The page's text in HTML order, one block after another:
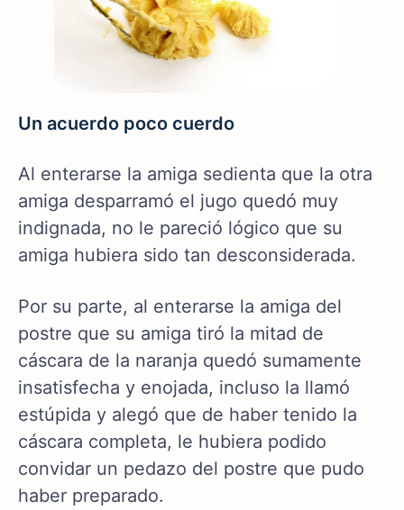
Un acuerdo poco cuerdo
Al enterarse la amiga sedienta que la otra
amiga desparramó el jugo quedó muy
indignada, no le pareció lógico que su
amiga hubiera sido tan desconsiderada.
Por su parte, al enterarse la amiga del
postre que su amiga tiró la mitad de
cáscara de la naranja quedó sumamente
insatisfecha y enojada, incluso la llamó
estúpida y alegó que de haber tenido la
cáscara completa, le hubiera podido
convidar un pedazo del postre que pudo
haber preparado.